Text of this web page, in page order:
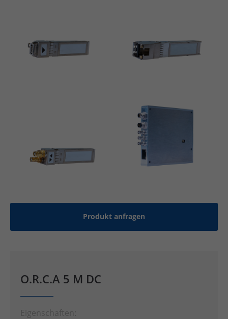
Produkt anfragen
O.R.C.A 5 M DC
Eigenschaften: